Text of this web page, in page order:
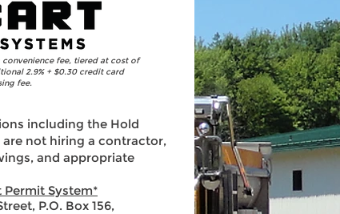
convenience fee, tiered at cost of
2.9% + $0.30 credit card
fee.
including the Hold
not hiring a contractor,
and appropriate
Permit System*
P.O. Box 156,